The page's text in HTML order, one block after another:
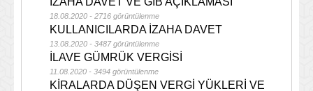
18.08.2020 - 2716 görüntülenme
KULLANICILARDA İZAHA DAVET
13.08.2020 - 3487 görüntülenme
İLAVE GÜMRÜK VERGİSİ
11.08.2020 - 3494 görüntülenme
KİRALARDA DÜŞEN VERGİ YÜKLERİ VE